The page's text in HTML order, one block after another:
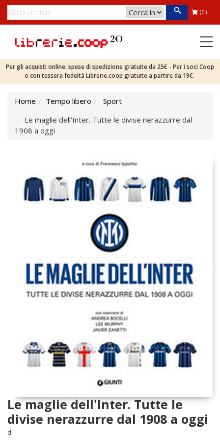
(0)
Per gli acquisti online: spese di spedizione gratuite da 25€ - Per i soci Coop
o con tessera fedeltà Librerie.coop gratuite a partire da 19€.
Home Tempo libero
Sport
Le maglie dell'Inter. Tutte le divise nerazzurre dal
1908 a oggi
Le maglie dell'Inter. Tutte le
divise nerazzurre dal 1908 a oggi
di